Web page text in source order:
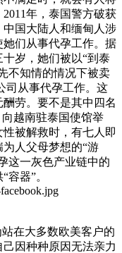
年，泰国警方破获
国大陆人和缅甸人涉
们从事代孕工作。据
岁，她们被以“到泰
不知情的情况下被卖
司从事代孕工作。这
劳。要不是其中四名
越南驻泰国使馆举
被解救时，有七人即
人父母梦想的“游
这一灰色产业链中的
器”。
在大多数欧美客户的
因种种原因无法亲力